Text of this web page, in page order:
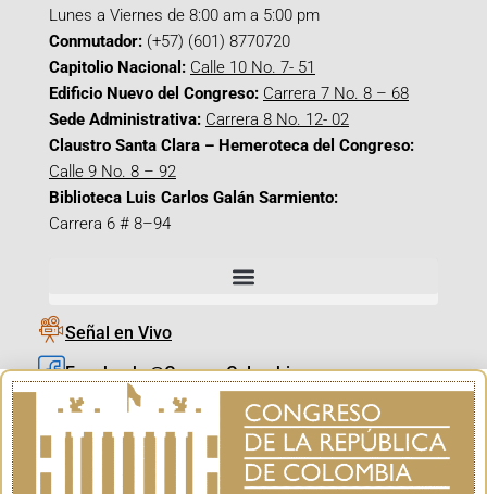
Lunes a Viernes de 8:00 am a 5:00 pm
Conmutador: (+57) (601) 8770720
Capitolio Nacional: Calle 10 No. 7- 51
Edificio Nuevo del Congreso: Carrera 7 No. 8 – 68
Sede Administrativa: Carrera 8 No. 12- 02
Claustro Santa Clara – Hemeroteca del Congreso:
Calle 9 No. 8 – 92
Biblioteca Luis Carlos Galán Sarmiento:
Carrera 6 # 8–94
Señal en Vivo
Facebook_@CamaraColombia
Instagram_@CamaraColombia
X_@CamaraColombia